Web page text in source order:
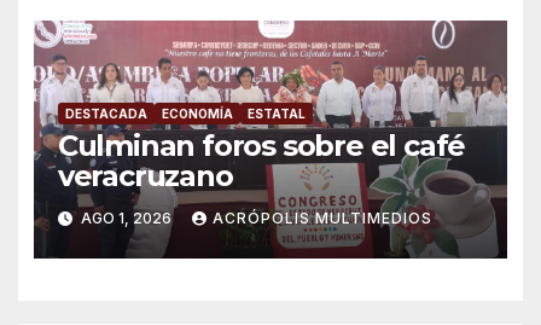
DESTACADA ECONOMÍA ESTATAL
Culminan foros sobre el café
veracruzano
AGO 1, 2026 ACRÓPOLIS MULTIMEDIOS